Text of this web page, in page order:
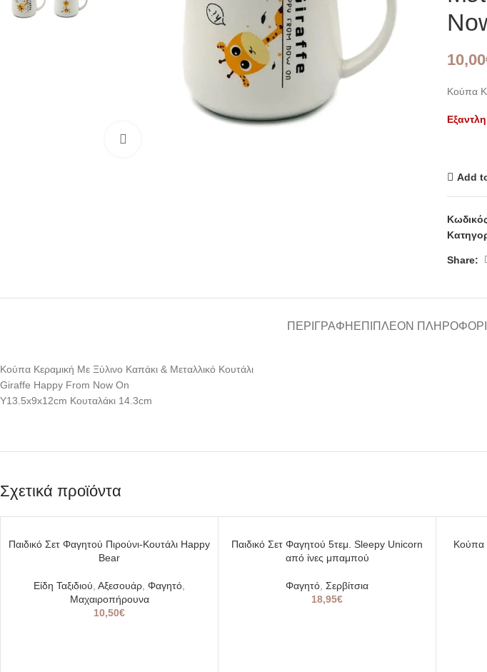
10,00
Κούπα
Add
Share:
ΠΕΡΙΓΡΑΦΉ ΕΠΙΠΛΈΟΝ
Κούπα Κεραμική Με Ξύλινο Καπάκι & Μεταλλικό Κουτάλι
Giraffe Happy From Now On
Υ13.5x9x12cm Κουταλάκι 14.3cm
Σχετικά προϊόντα
SOLD
Παιδικό Σετ Φαγητού Πιρούνι-Κουτάλι Happy
Bear
Είδη Ταξιδιού, Αξεσουάρ, Φαγητό,
Μαχαιροπήρουνα
10,50€
SOLD
Παιδικό Σετ Φαγητού 5τεμ. Sleepy Unicorn
από ίνες μπαμπού
Φαγητό, Σερβίτσια
18,95€
SOLD
Κούπα